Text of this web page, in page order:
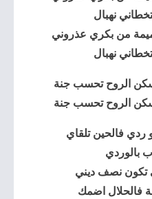
نهبال
من بكري عذروني
نهبال
الروح تحسب جنة
يسكن الروح تحسب جنة
فالحين تلقاي
بالوردي
تكون نصف ديني
فالحلال اضمك